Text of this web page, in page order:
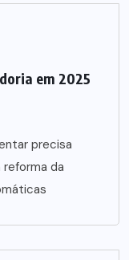
em 2025
precisa
da